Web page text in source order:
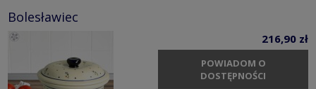
Bolesławiec
216,90 zł
POWIADOM O
DOSTĘPNOŚCI